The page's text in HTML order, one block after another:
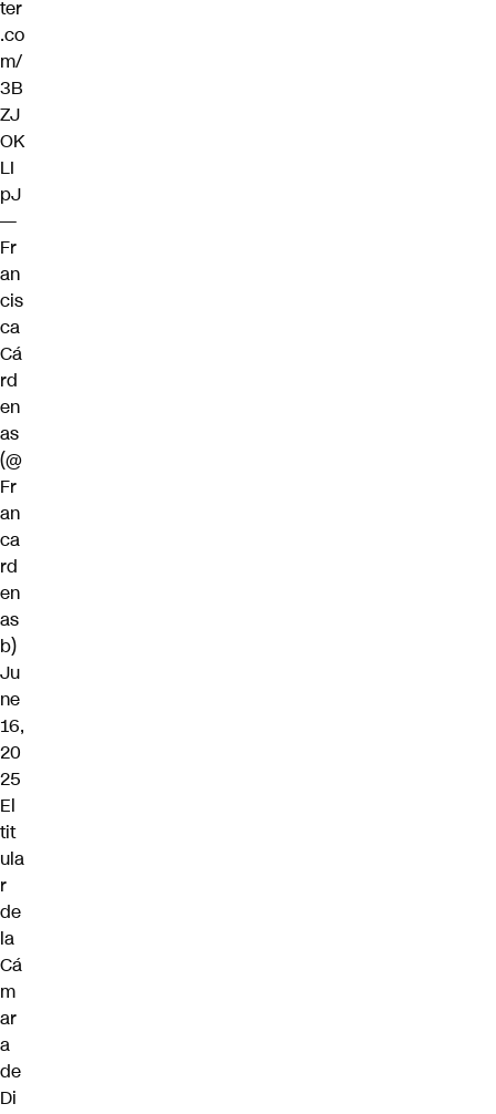
ter
.co
m/
3B
ZJ
OK
LI
pJ
—
Fr
an
cis
ca
Cá
rd
en
as
(@
Fr
an
ca
rd
en
as
b)
Ju
ne
16,
20
25
El
tit
ula
r
de
la
Cá
m
ar
a
de
Di